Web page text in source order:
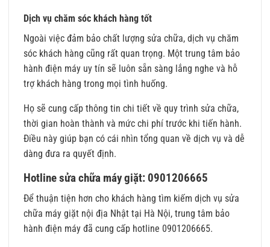
Dịch vụ chăm sóc khách hàng tốt
Ngoài việc đảm bảo chất lượng sửa chữa, dịch vụ chăm
sóc khách hàng cũng rất quan trọng. Một trung tâm bảo
hành điện máy uy tín sẽ luôn sẵn sàng lắng nghe và hỗ
trợ khách hàng trong mọi tình huống.
Họ sẽ cung cấp thông tin chi tiết về quy trình sửa chữa,
thời gian hoàn thành và mức chi phí trước khi tiến hành.
Điều này giúp bạn có cái nhìn tổng quan về dịch vụ và dễ
dàng đưa ra quyết định.
Hotline sửa chữa máy giặt: 0901206665
Để thuận tiện hơn cho khách hàng tìm kiếm dịch vụ sửa
chữa máy giặt nội địa Nhật tại Hà Nội, trung tâm bảo
hành điện máy đã cung cấp hotline 0901206665.